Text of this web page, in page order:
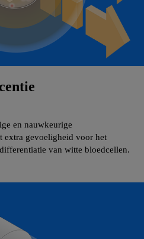
en nauwkeurige
extra gevoeligheid voor het
van witte bloedcellen.